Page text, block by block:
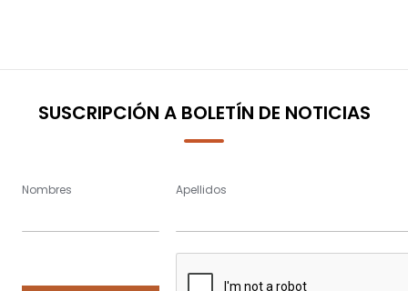
page
SUSCRIPCIÓN A BOLETÍN DE NOTICIAS
Nombres Apellidos